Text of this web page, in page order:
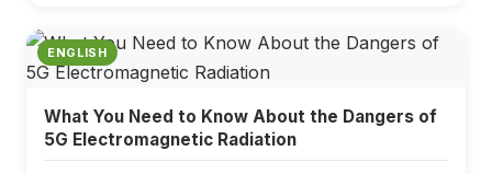
ENGLISH
What You Need to Know About the Dangers of
5G Electromagnetic Radiation